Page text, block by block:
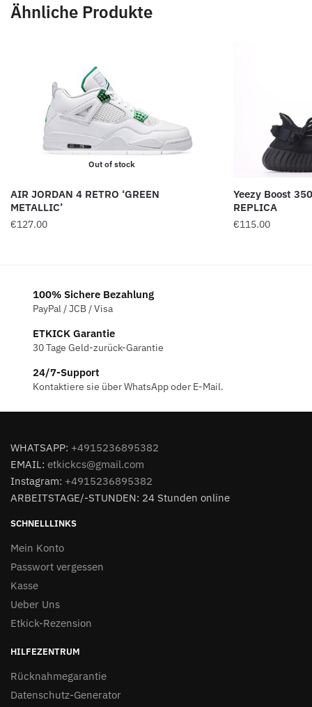
Ähnliche Produkte
Out of stock
AIR JORDAN 4 RETRO ‘GREEN
METALLIC’
€127.00
Yeezy Boost
REPLICA
€115.00
100% Sichere Bezahlung
PayPal / JCB / Visa
ETKICK Garantie
30 Tage Geld-zurück-Garantie
24/7-Support
Kontaktiere sie über WhatsApp oder E-Mail.
WHATSAPP: +4915236895382
EMAIL: etkickcs@gmail.com
Instagram: +4915236895382
ARBEITSTAGE/-STUNDEN: 24 Stunden online
SCHNELLLINKS
Mein Konto
Passwort vergessen
Kasse
Ueber Uns
Etkick-Rezension
HILFEZENTRUM
Rücknahmegarantie
Datenschutz-Generator